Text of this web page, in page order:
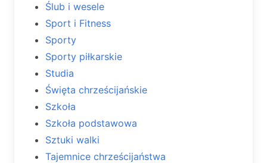
Ślub i wesele
Sport i Fitness
Sporty
Sporty piłkarskie
Studia
Święta chrześcijańskie
Szkoła
Szkoła podstawowa
Sztuki walki
Tajemnice chrześcijaństwa